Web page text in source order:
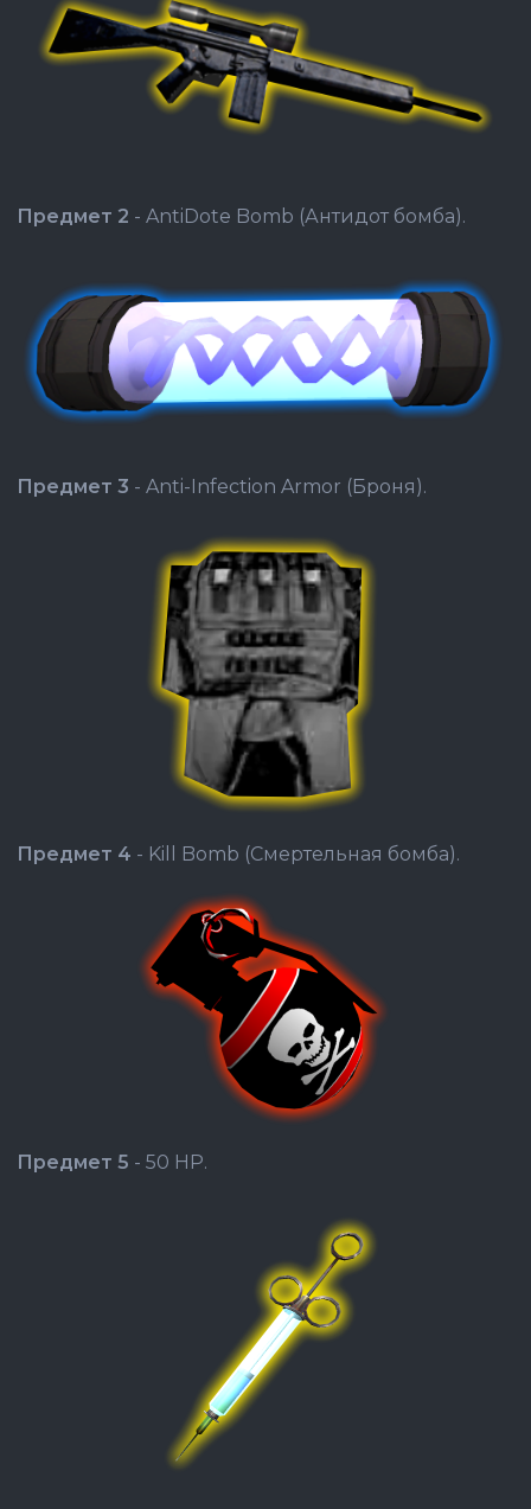
Предмет 2 - AntiDote Bomb (Антидот бомба).
Предмет 3 - Anti-Infection Armor (Броня).
Предмет 4 - Kill Bomb (Смертельная бомба).
Предмет 5 - 50 HP.